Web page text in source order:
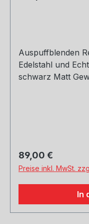
Auspuffblenden
Edelstahl und
schwarz Matt
Regulärer Preis:
89,00 €
Preise inkl. MwSt.
In